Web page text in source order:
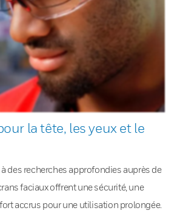
la tête, les yeux et le
des recherches approfondies auprès de
faciaux offrent une sécurité, une
accrus pour une utilisation prolongée.